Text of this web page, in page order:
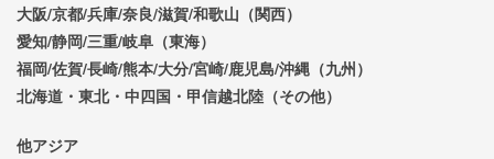
大阪/京都/兵庫/奈良/滋賀/和歌山（関西）
愛知/静岡/三重/岐阜（東海）
福岡/佐賀/長崎/熊本/大分/宮崎/鹿児島/沖縄（九州）
北海道・東北・中四国・甲信越北陸（その他）
他アジア